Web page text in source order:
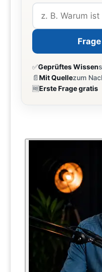
✅Geprüftes Wissen
📄Mit Quellezum
🆓Erste Frage gratis